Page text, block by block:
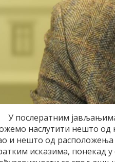
У послератним
наслутити нешто од
и нешто од расположења
исказима, понекад